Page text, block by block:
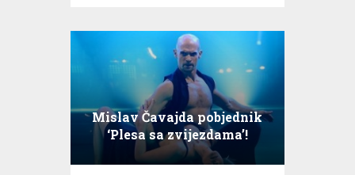
Mislav Čavajda pobjednik
‘Plesa sa zvijezdama’!